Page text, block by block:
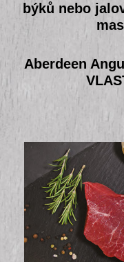
býků nebo
Aberdeen